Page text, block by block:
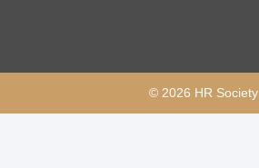
© 2026 HR Society